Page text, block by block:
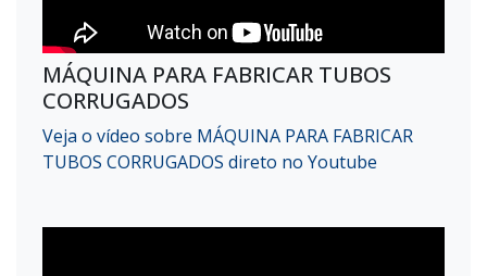
MÁQUINA PARA FABRICAR TUBOS
CORRUGADOS
Veja o vídeo sobre MÁQUINA PARA FABRICAR
TUBOS CORRUGADOS direto no Youtube